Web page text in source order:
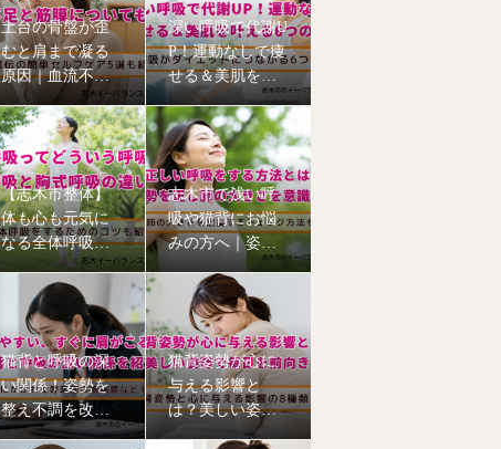
土台の骨盤が歪
むと肩まで凝る
原因｜血流不足
と筋膜について
深い呼吸で代謝U
P！運動なしで痩
せる＆美肌を叶
える6つの理由
【志木市整体】
体も心も元気に
なる全体呼吸｜
猫背姿勢も改善
志木市で浅い呼
吸や猫背にお悩
みの方へ｜姿勢
から整える本格
猫背矯正
猫背と呼吸の深
い関係！姿勢を
整え不調を改善
【志木市のイー
猫背姿勢が心に
与える影響と
は？美しい姿勢
で毎日を前向き